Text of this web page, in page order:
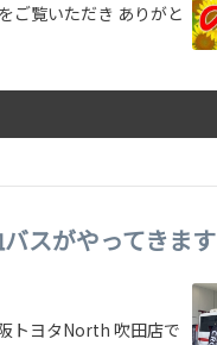
ご覧いただき ありがと
スがやってきます
トヨタNorth 吹田店で